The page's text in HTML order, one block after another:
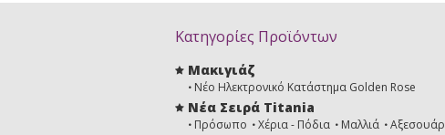
Κατηγορίες Προϊόντων
Μακιγιάζ
Νέο Ηλεκτρονικό Κατάστημα Golden Rose
Νέα Σειρά Titania
Πρόσωπο Χέρια - Πόδια Μαλλιά Αξεσουάρ